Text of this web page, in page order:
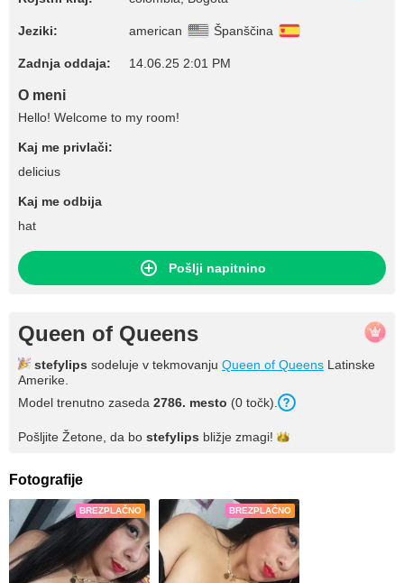
Jeziki: american Španščina
Zadnja oddaja: 14.06.25 2:01 PM
O meni
Hello! Welcome to my room!
Kaj me privlači:
delicius
Kaj me odbija
hat
Pošlji napitnino
Queen of Queens
stefylips sodeluje v tekmovanju Queen of Queens Latinske
Amerike.
Model trenutno zaseda 2786. mesto (0 točk).
Pošljite Žetone, da bo stefylips bližje zmagi!
Fotografije
BREZPLAČNO BREZPLAČNO